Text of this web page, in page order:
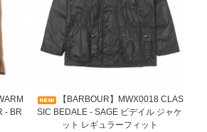
- BR
【BARBOUR】MWX0018 CLAS
SIC BEDALE - SAGE ビデイル ジャケ
ット レギュラーフィット